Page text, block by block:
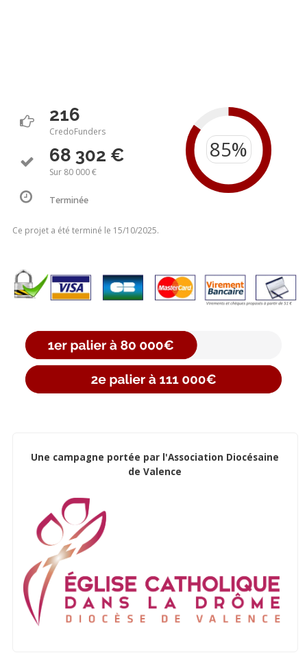
216
CredoFunders
68 302 €
Sur 80 000 €
Terminée
Ce projet a été terminé le 15/10/2025.
Une campagne portée par l'Association Diocésaine
de Valence